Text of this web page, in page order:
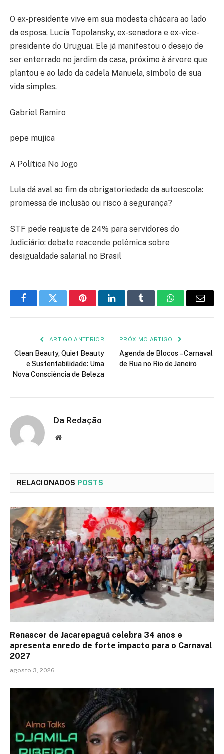
O ex-presidente vive em sua modesta chácara ao lado
da esposa, Lucía Topolansky, ex-senadora e ex-vice-
presidente do Uruguai. Ele já manifestou o desejo de
ser enterrado no jardim da casa, próximo à árvore que
plantou e ao lado da cadela Manuela, símbolo de sua
vida simples.
Gabriel Ramiro
pepe mujica
A Política No Jogo
Lula dá aval ao fim da obrigatoriedade da autoescola:
promessa de inclusão ou risco à segurança?
STF pede reajuste de 24% para servidores do
Judiciário: debate reacende polêmica sobre
desigualdade salarial no Brasil
FacebookTwitter PinterestLinkedInTumblr WhatsApp
E-
ARTIGO ANTERIOR
Clean Beauty, Quiet Beauty
e Sustentabilidade: Uma
Nova Consciência de Beleza
PRÓXIMO ARTIGO
Agenda de Blocos – Carnaval
de Rua no Rio de Janeiro
Da Redação
Site
RELACIONADOS POSTS
Renascer de Jacarepaguá celebra 34 anos e
apresenta enredo de forte impacto para o Carnaval
2027
agosto 3, 2026